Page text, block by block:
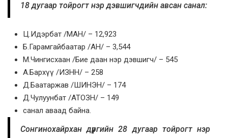
18 дугаар тойрогт нэр дэвшигчдийн авсан санал:
Ц.Идэрбат /МАН/ – 12,923
Б.Гарамгайбаатар /АН/ – 3,544
М.Чингисхаан /Бие даан нэр дэвшигч/ – 545
А.Бархүү /ИЗНН/ – 258
Д.Баатаржав /ШИНЭН/ – 174
Д.Чулуунбат /АТОЗН/ – 149
санал аваад байна.
Сонгинохайрхан дүүргийн 28 дугаар тойрогт нэр